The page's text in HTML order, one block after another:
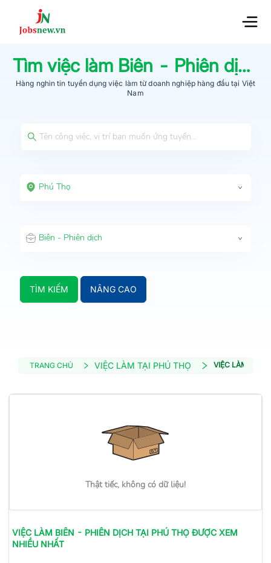
Tìm việc làm Biên - Phiên dịch
Hàng nghìn tin tuyển dụng việc làm từdoanh nghiệp hàng đầu tại Việt
Nam
Phú Thọ
Biên - Phiên dịch
TÌM KIẾM NÂNG CAO
TRANG CHỦ VIỆC LÀM TẠI PHÚ THỌ VIỆC LÀM BIÊN
Thật tiếc, không có dữ liệu!
VIỆC LÀM BIÊN - PHIÊN DỊCH TẠI PHÚ THỌ ĐƯỢC XEM
NHIỀU NHẤT